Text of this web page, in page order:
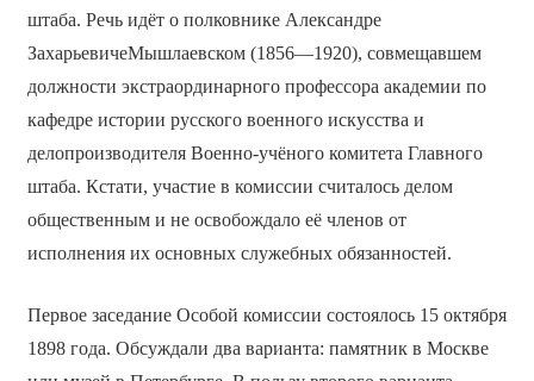
штаба. Речь идёт о полковнике Александре
ЗахарьевичеМышлаевском (1856—1920), совмещавшем
должности экстраординарного профессора академии по
кафедре истории русского военного искусства и
делопроизводителя Военно-учёного комитета Главного
штаба. Кстати, участие в комиссии считалось делом
общественным и не освобождало её членов от
исполнения их основных служебных обязанностей.
Первое заседание Особой комиссии состоялось 15 октября
1898 года. Обсуждали два варианта: памятник в Москве